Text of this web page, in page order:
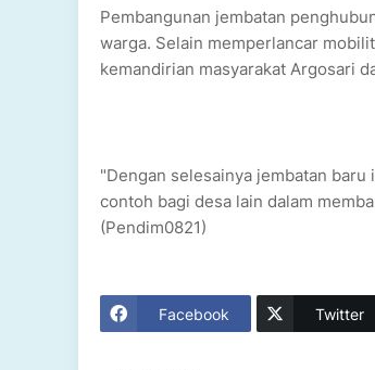
Pembangunan jembatan
warga. Selain memperlancar
kemandirian masyarakat Argosari
"Dengan selesainya jembatan
contoh bagi desa lain dalam
(Pendim0821)
Facebook Twitter